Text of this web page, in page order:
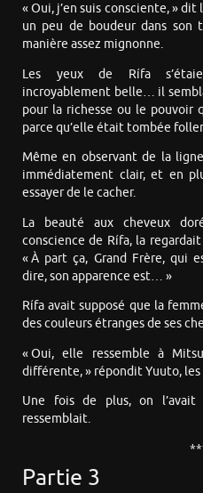
« Oui, j’en suis consciente, »
un peu de boudeur dans son
manière assez mignonne.
Les yeux de Rífa
incroyablement belle… il
pour la richesse ou le pouvoir
parce qu’elle était tombée
Même en observant de la
immédiatement clair, et en
essayer de le cacher.
La beauté aux cheveux
conscience de Rífa, la
« À part ça, Grand Frère, qui
dire, son apparence est… »
Rífa avait supposé que la
des couleurs étranges de ses
« Oui, elle ressemble à
différente, » répondit Yuuto,
Une fois de plus, on
ressemblait.
Partie 3